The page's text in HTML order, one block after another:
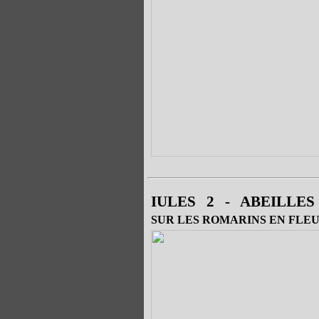
IULES 2 - ABEILLES
SUR LES ROMARINS EN